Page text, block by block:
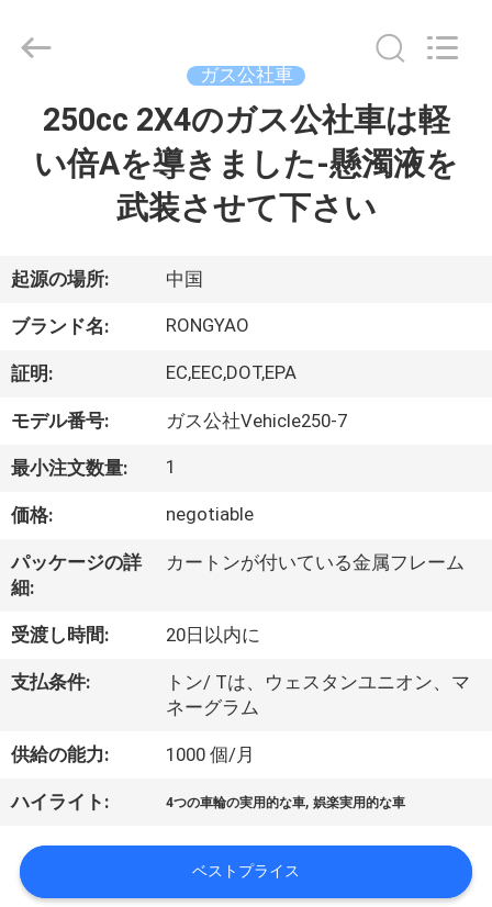
ダ
ク
ト
私
に
つ
い
て
工
場
行
Shanghai
Rongyao
Reserved.
ガス公社車
250cc 2X4のガス公社車は軽
い倍Aを導きました-懸濁液を
武装させて下さい
起源の場所: 中国
ブランド名: RONGYAO
証明: EC,EEC,DOT,EPA
モデル番号: ガス公社Vehicle250-7
最小注文数量: 1
価格: negotiable
パッケージの詳
細:
カートンが付いている金属フレーム
受渡し時間: 20日以内に
支払条件:
トン/ Tは、ウェスタンユニオン、マ
ネーグラム
供給の能力: 1000 個/月
ハイライト: 4つの車輪の実用的な車,娯楽実用的な車
ベストプライス